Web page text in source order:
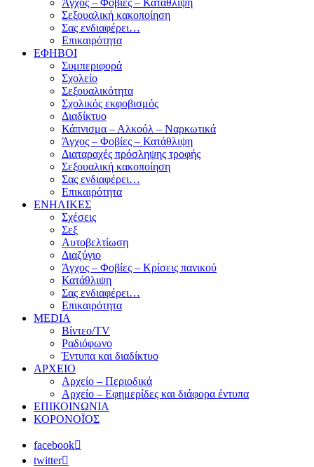
Άγχος – Φοβίες – Κατάθλιψη
Σεξουαλική κακοποίηση
Σας ενδιαφέρει…
Επικαιρότητα
ΕΦΗΒΟΙ
Συμπεριφορά
Σχολείο
Σεξουαλικότητα
Σχολικός εκφοβισμός
Διαδίκτυο
Κάπνισμα – Αλκοόλ – Ναρκωτικά
Άγχος – Φοβίες – Κατάθλιψη
Διαταραχές πρόσληψης τροφής
Σεξουαλική κακοποίηση
Σας ενδιαφέρει…
Επικαιρότητα
ΕΝΗΛΙΚΕΣ
Σχέσεις
Σεξ
Αυτοβελτίωση
Διαζύγιο
Άγχος – Φοβίες – Κρίσεις πανικού
Κατάθλιψη
Σας ενδιαφέρει…
Επικαιρότητα
MEDIA
Βίντεο/TV
Ραδιόφωνο
Έντυπα και διαδίκτυο
ΑΡΧΕΙΟ
Αρχείο – Περιοδικά
Αρχείο – Εφημερίδες και διάφορα έντυπα
ΕΠΙΚΟΙΝΩΝΙΑ
ΚΟΡΟΝΟΪΟΣ
facebook
twitter